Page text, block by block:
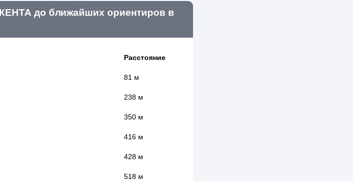
до ближайших ориентиров в
Расстояние
81 м
238 м
350 м
416 м
428 м
518 м